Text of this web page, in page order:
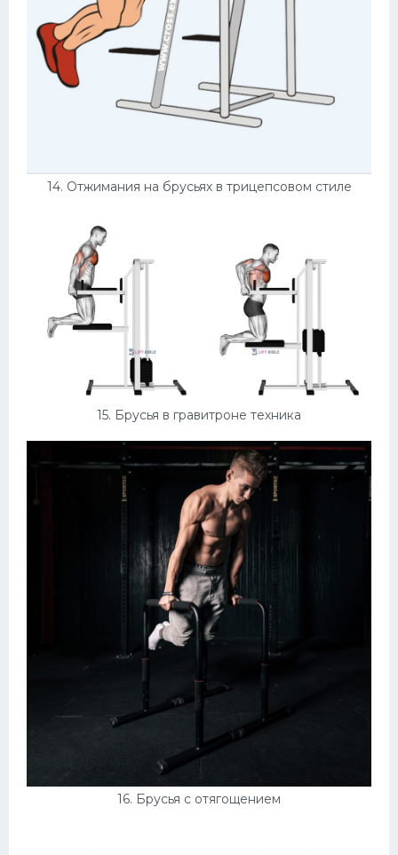
14. Отжимания на брусьях в трицепсовом стиле
15. Брусья в гравитроне техника
16. Брусья с отягощением